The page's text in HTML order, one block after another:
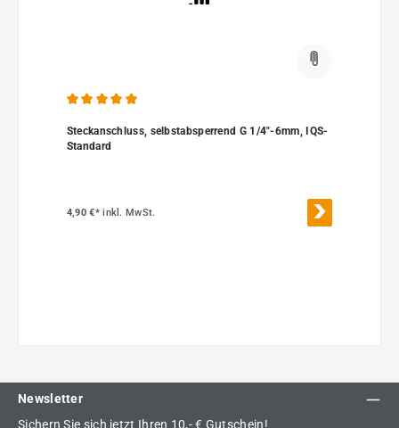
Steckanschluss, selbstabsperrend G 1/4"-6mm, IQS-
Standard
4,90 €*inkl. MwSt.
Newsletter
Sichern Sie sich jetzt Ihren 10,- € Gutschein!